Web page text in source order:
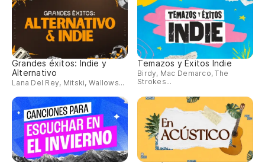
Grandes éxitos: Indie y
Alternativo
Lana Del Rey, Mitski, Wallows...
Temazos y Éxitos Indie
Birdy, Mac Demarco, The
Strokes...